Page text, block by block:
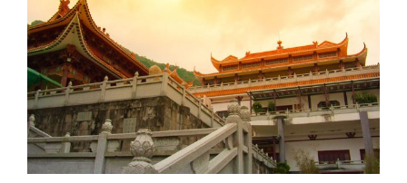
วัดหงฝ่า: วัดพุทธที่ใหญ่ที่สุดในเมืองเซินเจิ้น